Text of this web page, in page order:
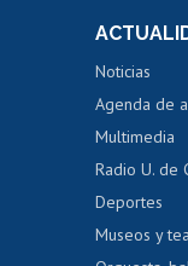
Portal
Acoso
Noticias
Agenda de
Multimedia
Radio U. de
Deportes
Museos y